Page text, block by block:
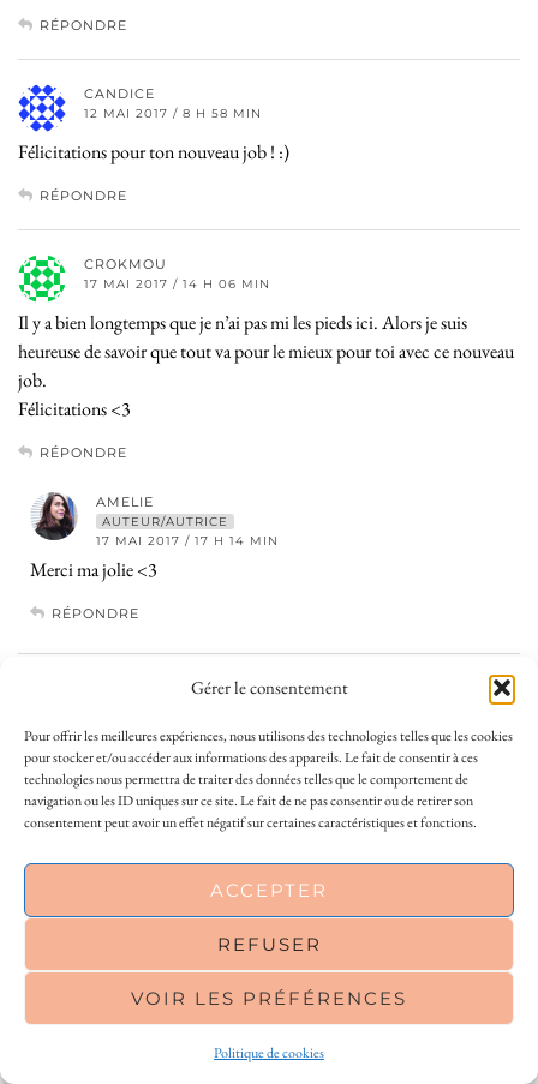
This site uses cookies to deliver its services
agree to its use of cookies. Learn more
OK
Gérer le consentement
Pour offrir les meilleures expériences, nous utilisons des technologies telles que les cookies
pour stocker et/ou accéder aux informations des appareils. Le fait de consentir à ces
technologies nous permettra de traiter des données telles que le comportement de
navigation ou les ID uniques sur ce site. Le fait de ne pas consentir ou de retirer son
consentement peut avoir un effet négatif sur certaines caractéristiques et fonctions.
ACCEPTER
REFUSER
VOIR LES PRÉFÉRENCES
Politique de cookies
RÉPONDRE
CANDICE
12 MAI 2017 / 8 H 58 MIN
Félicitations pour ton nouveau job ! :)
RÉPONDRE
CROKMOU
17 MAI 2017 / 14 H 06 MIN
Il y a bien longtemps que je n’ai pas mi les pieds ici. Alors je suis
heureuse de savoir que tout va pour le mieux pour toi avec ce nouveau
job.
Félicitations <3
RÉPONDRE
AMELIE
AUTEUR/AUTRICE
17 MAI 2017 / 17 H 14 MIN
Merci ma jolie <3
RÉPONDRE
Feel good // Et si on vivait sans se prendre la tête ? - Le So
ET DANS CES MOTSE
18 MAI 2017 / 13 H 50 MIN
Je viens juste de lire ces nouvelles aventures :)))